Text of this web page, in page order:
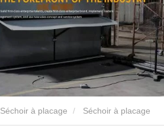
Séchoir à placage Séchoir à placage